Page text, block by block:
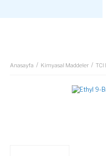
Anasayfa Kimyasal Maddeler TCI